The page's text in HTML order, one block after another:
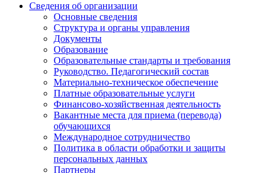
Сведения об организации
Основные сведения
Структура и органы управления
Документы
Образование
Образовательные стандарты и требования
Руководство. Педагогический состав
Материально-техническое обеспечение
Платные образовательные услуги
Финансово-хозяйственная деятельность
Вакантные места для приема (перевода)
обучающихся
Международное сотрудничество
Политика в области обработки и защиты
персональных данных
Партнеры